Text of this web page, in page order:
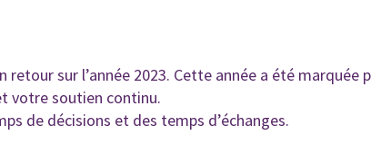
sur l’année 2023. Cette année a été marquée
votre soutien continu.
de décisions et des temps d’échanges.